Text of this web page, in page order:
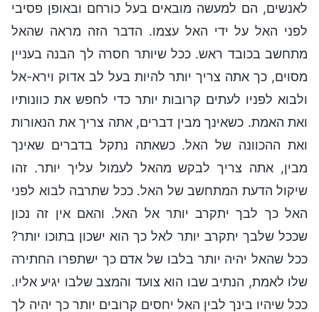
לאנשים, הם למעשה מובאים בעל כורחם ובאופן פסיבי
לפני האל על ידי האל עצמו. הדבר הזה מראה שהאל
מתחשב בכובד ראש. ככל שיותר חסרה לך הבנה בעניין
מסוים, כך אתה צריך יותר להיות בעל לב אדוק וירא-אל
ולבוא לפניו לעתים קרובות יותר כדי לחפש את כוונותיו
ואת האמת. כשאינך מבין דברים, אתה צריך את הנאורות
ואת ההכוונה של האל. כשאתה נתקל בדברים שאינך
מבין, אתה צריך לבקש מהאל לעמול עליך יותר. זהו
שיקול הדעת המתחשב של האל. ככל שתרבה לבוא לפני
האל כך לבך יתקרב יותר אל האל. והאם אין זה נכון
שככל שלבך יתקרב יותר לאל כך הוא ישכון בתוכו יותר?
ככל שהאל יהיה יותר בלבו של אדם כך ישתפרו החתירה
שלו לאמת, הנתיב שבו הוא צועד והמצב שלבו יגיע אליו.
ככל שיהיו בינך לבין האל יחסים קרובים יותר כך יהיה לך